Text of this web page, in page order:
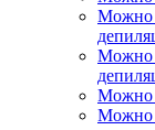
Можно
Можно
Можно
Можно